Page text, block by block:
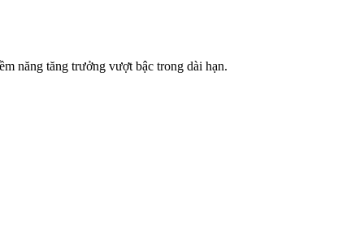
năng tăng trưởng vượt bậc trong dài hạn.